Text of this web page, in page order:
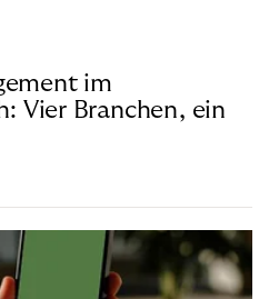
im
Vier Branchen, ein